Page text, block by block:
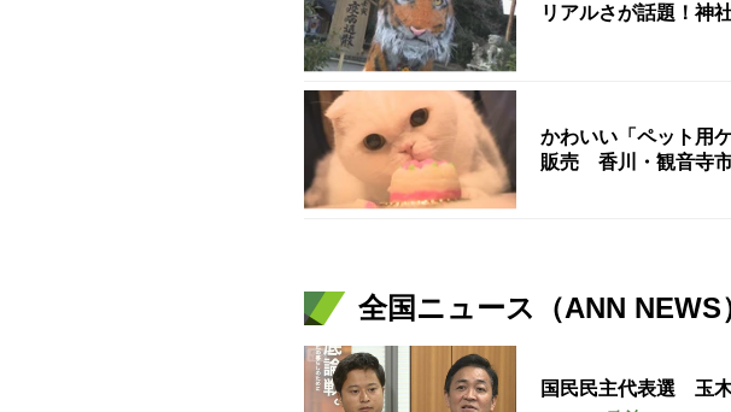
リアルさが話題！神
かわいい「ペット用
販売 香川・観音寺
全国ニュース（ANN NEWS
国民民主代表選 玉